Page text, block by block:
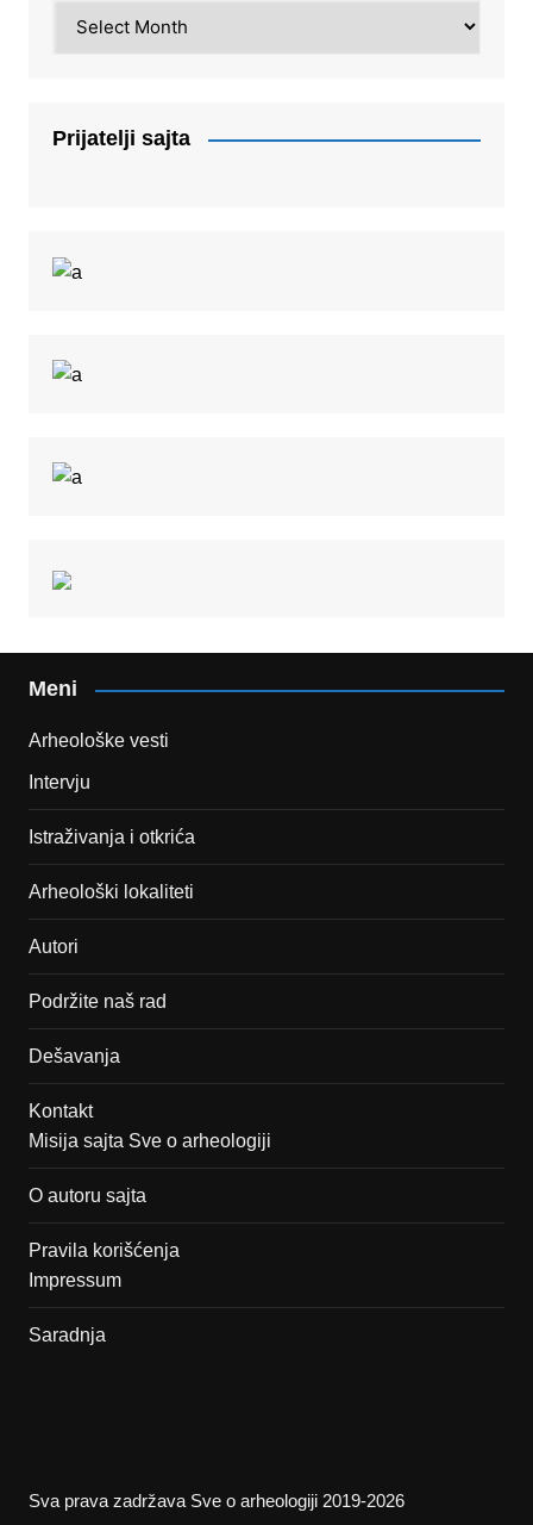
Prijatelji sajta
Meni
Arheološke vesti
Intervju
Istraživanja i otkrića
Arheološki lokaliteti
Autori
Podržite naš rad
Dešavanja
Kontakt
Misija sajta Sve o arheologiji
O autoru sajta
Pravila korišćenja
Impressum
Saradnja
Sva prava zadržava Sve o arheologiji 2019-2026